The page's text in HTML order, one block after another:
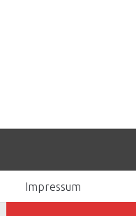
Impressum